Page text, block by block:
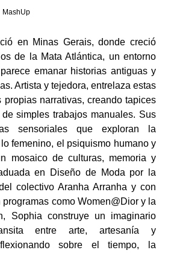
MashUp
en Minas Gerais, donde creció
de la Mata Atlántica, un entorno
emanar historias antiguas y
Artista y tejedora, entrelaza estas
propias narrativas, creando tapices
simples trabajos manuales. Sus
sensoriales que exploran la
femenino, el psiquismo humano y
mosaico de culturas, memoria y
en Diseño de Moda por la
colectivo Aranha Arranha y con
como Women@Dior y la
Sophia construye un imaginario
entre arte, artesanía y
sobre el tiempo, la